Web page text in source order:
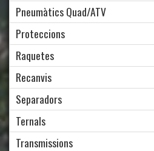
Pneumàtics Quad/ATV
Proteccions
Raquetes
Recanvis
Separadors
Ternals
Transmissions